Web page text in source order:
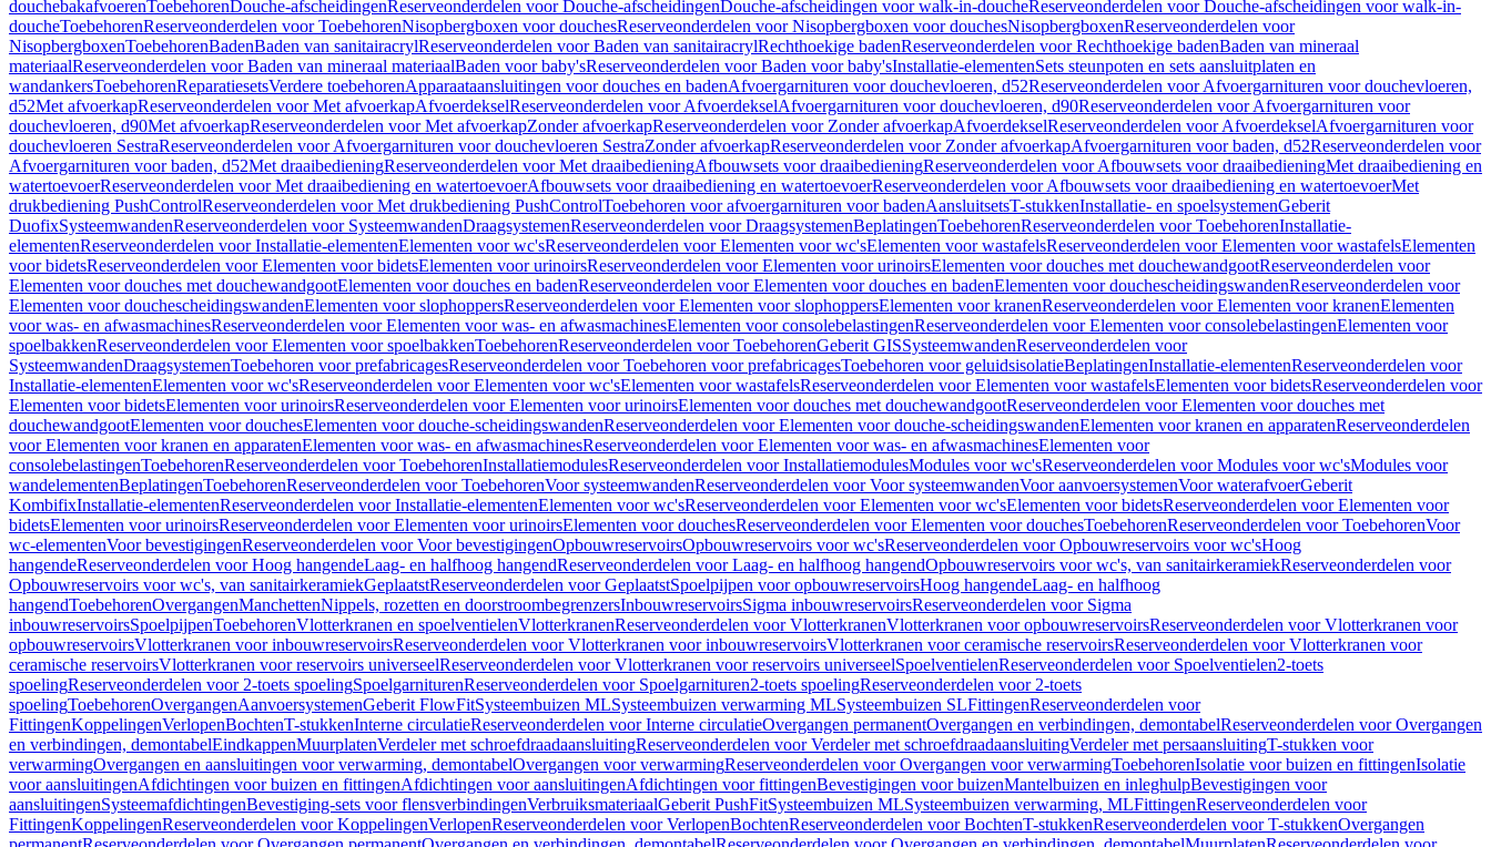
douchebakafvoerenToebehorenDouche-afscheidingenReserveonderdelen voor Douche-afscheidingenDouche-afscheidingen voor walk-in-doucheReserveonderdelen voor Douche-afscheidingen voor walk-in-
doucheToebehorenReserveonderdelen voor ToebehorenNisopbergboxen voor douchesReserveonderdelen voor Nisopbergboxen voor douchesNisopbergboxenReserveonderdelen voor
NisopbergboxenToebehorenBadenBaden van sanitairacrylReserveonderdelen voor Baden van sanitairacrylRechthoekige badenReserveonderdelen voor Rechthoekige badenBaden van mineraal
materiaalReserveonderdelen voor Baden van mineraal materiaalBaden voor baby'sReserveonderdelen voor Baden voor baby'sInstallatie-elementenSets steunpoten en sets aansluitplaten en
wandankersToebehorenReparatiesetsVerdere toebehorenApparaataansluitingen voor douches en badenAfvoergarnituren voor douchevloeren, d52Reserveonderdelen voor Afvoergarnituren voor douchevloeren,
d52Met afvoerkapReserveonderdelen voor Met afvoerkapAfvoerdekselReserveonderdelen voor AfvoerdekselAfvoergarnituren voor douchevloeren, d90Reserveonderdelen voor Afvoergarnituren voor
douchevloeren, d90Met afvoerkapReserveonderdelen voor Met afvoerkapZonder afvoerkapReserveonderdelen voor Zonder afvoerkapAfvoerdekselReserveonderdelen voor AfvoerdekselAfvoergarnituren voor
douchevloeren SestraReserveonderdelen voor Afvoergarnituren voor douchevloeren SestraZonder afvoerkapReserveonderdelen voor Zonder afvoerkapAfvoergarnituren voor baden, d52Reserveonderdelen voor
Afvoergarnituren voor baden, d52Met draaibedieningReserveonderdelen voor Met draaibedieningAfbouwsets voor draaibedieningReserveonderdelen voor Afbouwsets voor draaibedieningMet draaibediening en
watertoevoerReserveonderdelen voor Met draaibediening en watertoevoerAfbouwsets voor draaibediening en watertoevoerReserveonderdelen voor Afbouwsets voor draaibediening en watertoevoerMet
drukbediening PushControlReserveonderdelen voor Met drukbediening PushControlToebehoren voor afvoergarnituren voor badenAansluitsetsT-stukkenInstallatie- en spoelsystemenGeberit
DuofixSysteemwandenReserveonderdelen voor SysteemwandenDraagsystemenReserveonderdelen voor DraagsystemenBeplatingenToebehorenReserveonderdelen voor ToebehorenInstallatie-
elementenReserveonderdelen voor Installatie-elementenElementen voor wc'sReserveonderdelen voor Elementen voor wc'sElementen voor wastafelsReserveonderdelen voor Elementen voor wastafelsElementen
voor bidetsReserveonderdelen voor Elementen voor bidetsElementen voor urinoirsReserveonderdelen voor Elementen voor urinoirsElementen voor douches met douchewandgootReserveonderdelen voor
Elementen voor douches met douchewandgootElementen voor douches en badenReserveonderdelen voor Elementen voor douches en badenElementen voor douchescheidingswandenReserveonderdelen voor
Elementen voor douchescheidingswandenElementen voor slophoppersReserveonderdelen voor Elementen voor slophoppersElementen voor kranenReserveonderdelen voor Elementen voor kranenElementen
voor was- en afwasmachinesReserveonderdelen voor Elementen voor was- en afwasmachinesElementen voor consolebelastingenReserveonderdelen voor Elementen voor consolebelastingenElementen voor
spoelbakkenReserveonderdelen voor Elementen voor spoelbakkenToebehorenReserveonderdelen voor ToebehorenGeberit GISSysteemwandenReserveonderdelen voor
SysteemwandenDraagsystemenToebehoren voor prefabricagesReserveonderdelen voor Toebehoren voor prefabricagesToebehoren voor geluidsisolatieBeplatingenInstallatie-elementenReserveonderdelen voor
Installatie-elementenElementen voor wc'sReserveonderdelen voor Elementen voor wc'sElementen voor wastafelsReserveonderdelen voor Elementen voor wastafelsElementen voor bidetsReserveonderdelen voor
Elementen voor bidetsElementen voor urinoirsReserveonderdelen voor Elementen voor urinoirsElementen voor douches met douchewandgootReserveonderdelen voor Elementen voor douches met
douchewandgootElementen voor douchesElementen voor douche-scheidingswandenReserveonderdelen voor Elementen voor douche-scheidingswandenElementen voor kranen en apparatenReserveonderdelen
voor Elementen voor kranen en apparatenElementen voor was- en afwasmachinesReserveonderdelen voor Elementen voor was- en afwasmachinesElementen voor
consolebelastingenToebehorenReserveonderdelen voor ToebehorenInstallatiemodulesReserveonderdelen voor InstallatiemodulesModules voor wc'sReserveonderdelen voor Modules voor wc'sModules voor
wandelementenBeplatingenToebehorenReserveonderdelen voor ToebehorenVoor systeemwandenReserveonderdelen voor Voor systeemwandenVoor aanvoersystemenVoor waterafvoerGeberit
KombifixInstallatie-elementenReserveonderdelen voor Installatie-elementenElementen voor wc'sReserveonderdelen voor Elementen voor wc'sElementen voor bidetsReserveonderdelen voor Elementen voor
bidetsElementen voor urinoirsReserveonderdelen voor Elementen voor urinoirsElementen voor douchesReserveonderdelen voor Elementen voor douchesToebehorenReserveonderdelen voor ToebehorenVoor
wc-elementenVoor bevestigingenReserveonderdelen voor Voor bevestigingenOpbouwreservoirsOpbouwreservoirs voor wc'sReserveonderdelen voor Opbouwreservoirs voor wc'sHoog
hangendeReserveonderdelen voor Hoog hangendeLaag- en halfhoog hangendReserveonderdelen voor Laag- en halfhoog hangendOpbouwreservoirs voor wc's, van sanitairkeramiekReserveonderdelen voor
Opbouwreservoirs voor wc's, van sanitairkeramiekGeplaatstReserveonderdelen voor GeplaatstSpoelpijpen voor opbouwreservoirsHoog hangendeLaag- en halfhoog
hangendToebehorenOvergangenManchettenNippels, rozetten en doorstroombegrenzersInbouwreservoirsSigma inbouwreservoirsReserveonderdelen voor Sigma
inbouwreservoirsSpoelpijpenToebehorenVlotterkranen en spoelventielenVlotterkranenReserveonderdelen voor VlotterkranenVlotterkranen voor opbouwreservoirsReserveonderdelen voor Vlotterkranen voor
opbouwreservoirsVlotterkranen voor inbouwreservoirsReserveonderdelen voor Vlotterkranen voor inbouwreservoirsVlotterkranen voor ceramische reservoirsReserveonderdelen voor Vlotterkranen voor
ceramische reservoirsVlotterkranen voor reservoirs universeelReserveonderdelen voor Vlotterkranen voor reservoirs universeelSpoelventielenReserveonderdelen voor Spoelventielen2-toets
spoelingReserveonderdelen voor 2-toets spoelingSpoelgarniturenReserveonderdelen voor Spoelgarnituren2-toets spoelingReserveonderdelen voor 2-toets
spoelingToebehorenOvergangenAanvoersystemenGeberit FlowFitSysteembuizen MLSysteembuizen verwarming MLSysteembuizen SLFittingenReserveonderdelen voor
FittingenKoppelingenVerlopenBochtenT-stukkenInterne circulatieReserveonderdelen voor Interne circulatieOvergangen permanentOvergangen en verbindingen, demontabelReserveonderdelen voor Overgangen
en verbindingen, demontabelEindkappenMuurplatenVerdeler met schroefdraadaansluitingReserveonderdelen voor Verdeler met schroefdraadaansluitingVerdeler met persaansluitingT-stukken voor
verwarmingOvergangen en aansluitingen voor verwarming, demontabelOvergangen voor verwarmingReserveonderdelen voor Overgangen voor verwarmingToebehorenIsolatie voor buizen en fittingenIsolatie
voor aansluitingenAfdichtingen voor buizen en fittingenAfdichtingen voor aansluitingenAfdichtingen voor fittingenBevestigingen voor buizenMantelbuizen en inleghulpBevestigingen voor
aansluitingenSysteemafdichtingenBevestiging-sets voor flensverbindingenVerbruiksmateriaalGeberit PushFitSysteembuizen MLSysteembuizen verwarming, MLFittingenReserveonderdelen voor
FittingenKoppelingenReserveonderdelen voor KoppelingenVerlopenReserveonderdelen voor VerlopenBochtenReserveonderdelen voor BochtenT-stukkenReserveonderdelen voor T-stukkenOvergangen